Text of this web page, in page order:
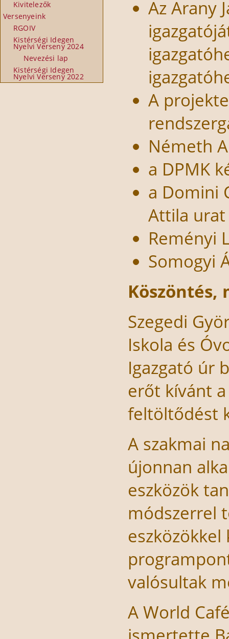
Kivitelezők
Versenyeink
RGOIV
Kistérségi Idegen
Nyelvi Verseny 2024
Nevezési lap
Kistérségi Idegen
Nyelvi Verseny 2022
Az Arany
A
Németh
a DPMK
a Domini
Attila urat
Reményi
Somogyi
Köszöntés,
Szegedi
Iskola és
Igazgató úr
erőt kívánt
feltöltődést
A szakmai
újonnan
eszközök
módszerrel
valósultak
A World